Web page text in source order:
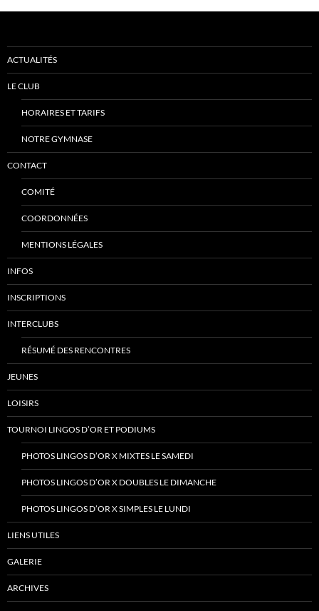
ACTUALITÉS
LE CLUB
HORAIRES ET TARIFS
NOTRE GYMNASE
CONTACT
COMITÉ
COORDONNÉES
MENTIONS LÉGALES
INFOS
INSCRIPTIONS
INTERCLUBS
RÉSUMÉ DES RENCONTRES
JEUNES
LOISIRS
TOURNOI LINGOS D’OR ET PODIUMS
PHOTOS LINGOS D’OR X MIXTES LE SAMEDI
PHOTOS LINGOS D’OR X DOUBLES LE DIMANCHE
PHOTOS LINGOS D’OR X SIMPLES LE LUNDI
LIENS UTILES
GALERIE
ARCHIVES